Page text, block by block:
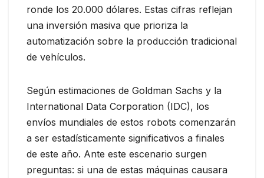
ronde los 20.000 dólares. Estas cifras reflejan
una inversión masiva que prioriza la
automatización sobre la producción tradicional
de vehículos.
Según estimaciones de Goldman Sachs y la
International Data Corporation (IDC), los
envíos mundiales de estos robots comenzarán
a ser estadísticamente significativos a finales
de este año. Ante este escenario surgen
preguntas: si una de estas máquinas causara